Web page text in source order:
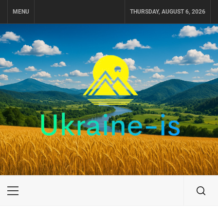
MENU THURSDAY, AUGUST 6, 2026
UKRAINE-IS
ПОДОРОЖI ПО УКРАЇНІ
Primary